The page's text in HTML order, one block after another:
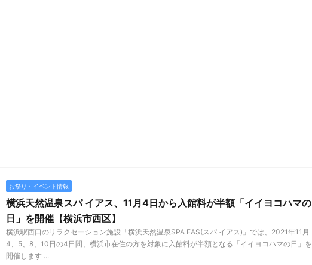
お祭り・イベント情報
横浜天然温泉スパ イアス、11月4日から入館料が半額「イイヨコハマの
日」を開催【横浜市西区】
横浜駅西口のリラクセーション施設「横浜天然温泉SPA EAS(スパ イアス)」では、2021年11月
4、5、8、10日の4日間、横浜市在住の方を対象に入館料が半額となる「イイヨコハマの日」を
開催します ...